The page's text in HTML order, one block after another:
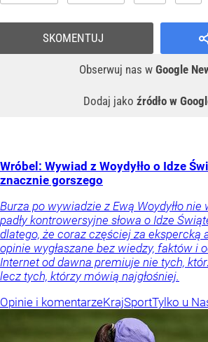
Obserwuj nas w Google
Dodaj jako źródło w
SKOMENTUJ
Wróbel: Wywiad z Woydyłło o Idze
znacznie gorszego
Burza po wywiadzie z Ewą Woydyłło nie
padły kontrowersyjne słowa o Idze
dlatego, że coraz częściej za ekspercką
opinie wygłaszane bez wiedzy, faktów i
Internet od dawna premiuje nie tych,
lecz tych, którzy mówią najgłośniej.
Opinie i komentarzeKrajSportTylko u